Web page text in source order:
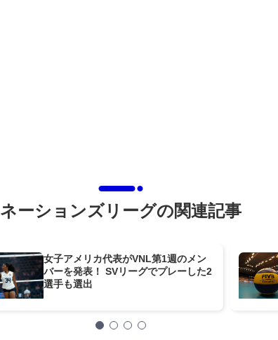
ネーションズリーグの関連記事
女子アメリカ代表がVNL第1週のメン
バーを発表！ SVリーグでプレーした2
選手も選出